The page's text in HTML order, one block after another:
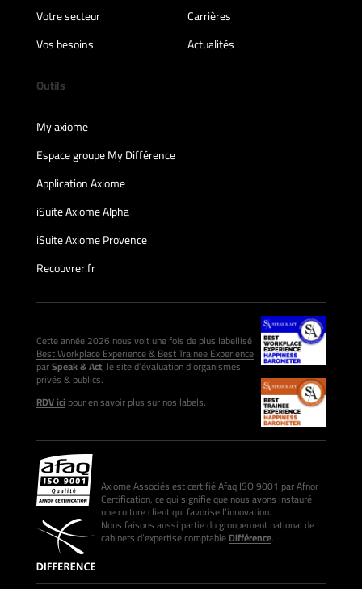
Votre secteur
Carrières
Vos besoins
Actualités
Outils
My axiome
Espace groupe My Différence
Application Axiome
iSuite Axiome Alpha
iSuite Axiome Provence
Recouvrer.fr
Cette année 2026 nous voit une fois de plus labellisé
Best Workplace Experience & Best Trainee Experience
parSpeak & Act, le site d’évaluation d’organismes
privés & publics.
RDV icipour en savoir plus sur nos labels.
Axiome Associés est certifié Afaq ISO 9001 par Afnor
Certification, ce qui signifie que nous avons instauré
une culture client qui favorise l’innovation.
Nous faisons aussi partie du groupement national de
cabinets d’expertise comptableDifférence.